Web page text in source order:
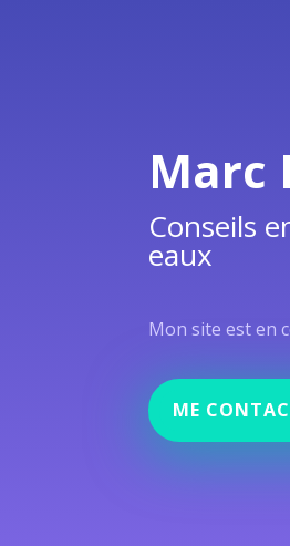
Marc
Conseils
eaux
Mon site est en
ME